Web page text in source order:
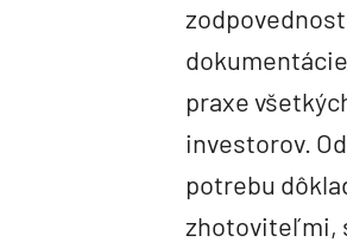
praxe
investorov.
potrebu
zhotoviteľmi,